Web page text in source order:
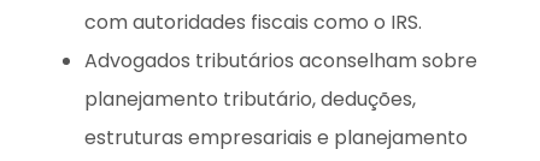
com autoridades fiscais como o IRS.
Advogados tributários aconselham sobre
planejamento tributário, deduções,
estruturas empresariais e planejamento